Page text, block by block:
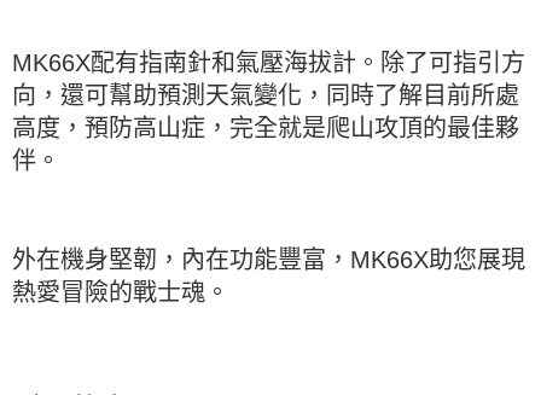
MK66X配有指南針和氣壓海拔計。除了可指引方
向，還可幫助預測天氣變化，同時了解目前所處
高度，預防高山症，完全就是爬山攻頂的最佳夥
伴。
外在機身堅韌，內在功能豐富，MK66X助您展現
熱愛冒險的戰士魂。